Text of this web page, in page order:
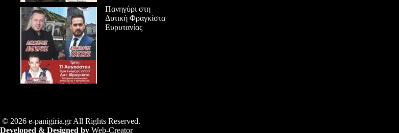
Πανηγύρι στη
Δυτική Φραγκίστα
Ευρυτανίας
© 2026 e-panigiria.gr All Rights Reserved.
Developed & Designed by Web-Creator